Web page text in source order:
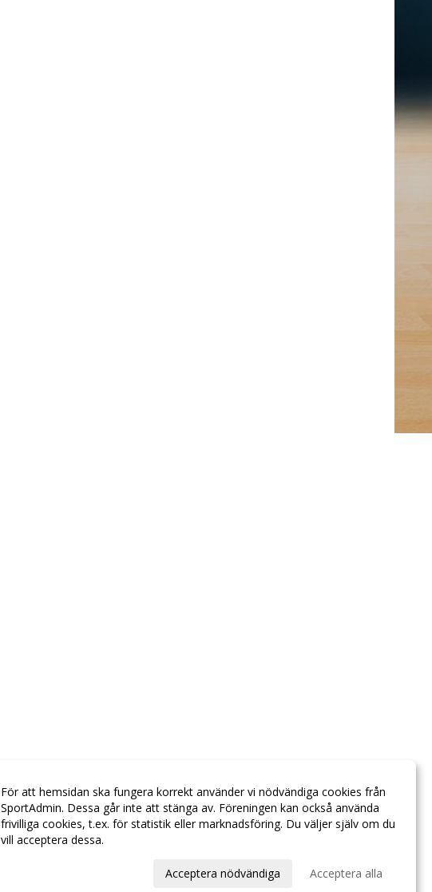
För att hemsidan ska fungera korrekt använder vi nödvändiga cookies från
SportAdmin. Dessa går inte att stänga av. Föreningen kan också använda
frivilliga cookies, t.ex. för statistik eller marknadsföring. Du väljer själv om du
vill acceptera dessa.
Acceptera nödvändiga Acceptera alla